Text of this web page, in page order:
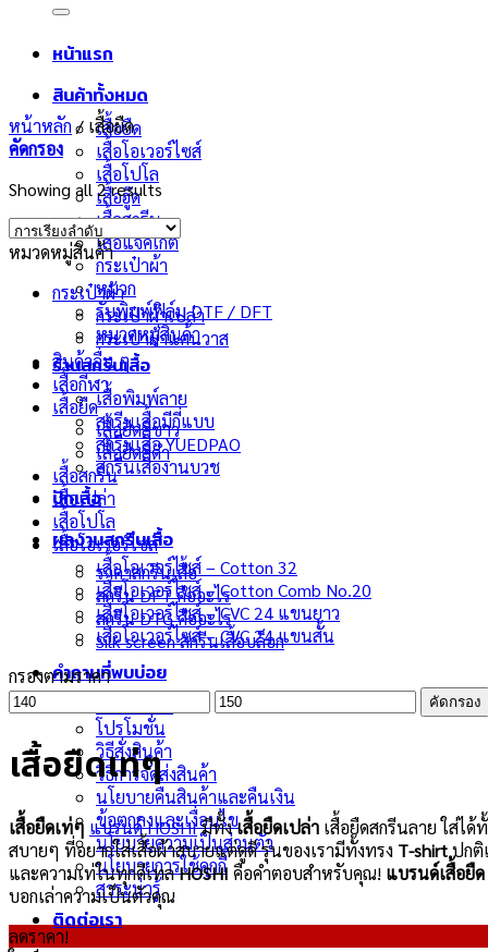
หน้าแรก
สินค้าทั้งหมด
เสื้อยืด
เสื้อโอเวอร์ไซส์
เสื้อโปโล
เสื้อฮู๊ด
เสื้อสกรีน
เสื้อแจ็คเก็ต
กระเป๋าผ้า
หมวก
รับพิมพ์ฟิล์ม DTF / DFT
หมวดหมู่สินค้า
ร้านสกรีนเสื้อ
เสื้อพิมพ์ลาย
สกรีนเสื้อมีกี่แบบ
สกรีนเสื้อ YUEDPAO
สกรีนเสื้องานบวช
ปักเสื้อ
ผลงานสกรีนเสื้อ
ราคาสกรีนเสื้อ
สกรีน DFT คืออะไร
สกรีน DTG คืออะไร
Silk screen สกรีนเสื้อบล็อก
คำถามที่พบบ่อย
โปรโมชั่น
วิธีสั่งสินค้า
วิธีการจัดส่งสินค้า
นโยบายคืนสินค้าและคืนเงิน
ข้อตกลงและเงื่อนไข
นโยบายความเป็นส่วนตัว
นโยบายการใช้คุกกี้
สาระน่ารู้
ติดต่อเรา
หน้าหลัก / เสื้อยืด
คัดกรอง
Showing all 2 results
หมวดหมู่สินค้า
กระเป๋าผ้า
กระเป๋าผ้าเปล่า
กระเป๋าผ้าแคนวาส
สินค้าอื่น ๆ
เสื้อกีฬา
เสื้อยืด
เสื้อยืดสีขาว
เสื้อยืดสีดำ
เสื้อสกรีน
เสื้อเปล่า
เสื้อโปโล
เสื้อโอเวอร์ไซส์
เสื้อโอเวอร์ไซส์ – Cotton 32
เสื้อโอเวอร์ไซส์ – Cotton Comb No.20
เสื้อโอเวอร์ไซส์ – CVC 24 แขนยาว
เสื้อโอเวอร์ไซส์ – CVC 24 แขนสั้น
กรองตามราคา
ราคา
ต่ำ
ราคา
สูงสุด
คัดกรอง
เสื้อยืดเท่ๆ
เสื้อยืดเท่ๆ แบรนด์ HOSHIมีทั้งเสื้อยืดเปล่า เสื้อยืดสกรีนลาย ใส่ไ
สบายๆ ที่อยากใส่เสื้อผ้าสบายแต่ดูดี รุ่นของเรามีทั้งทรง T-shirtปกติ
และความเท่ในทุกดีเทลHOSHI คือคำตอบสำหรับคุณ! แบรนด์เสื้อยืด
บอกเล่าความเป็นตัวคุณ
ลดราคา!